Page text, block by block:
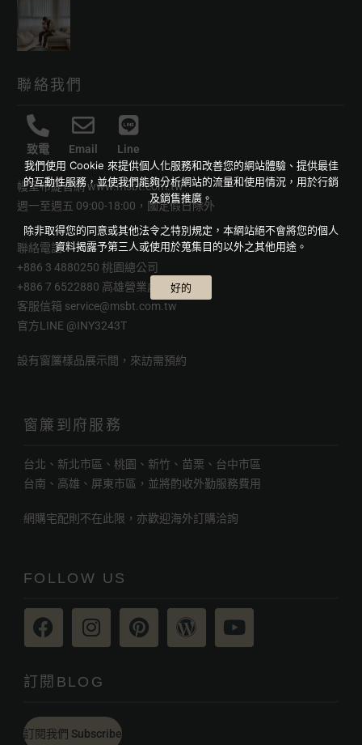
聯絡我們
致電 Email Line
幔室布緹官網www.msbt.com.tw
週一至週五 09:00-18:00，國定假日除外
聯絡電話
+886 3 4880250 桃園總公司
+886 7 6522880 高雄營業處
客服信箱 service@msbt.com.tw
官方LINE @INY3243T
設有窗簾樣品展示間，來訪需預約
窗簾到府服務
台北、新北市區、桃園、新竹、苗栗、台中市區
台南、高雄、屏東市區，並將酌收外勤服務費用
網購宅配則不在此限，亦歡迎海外訂購洽詢
FOLLOW US
訂閱BLOG
訂閱我們 Subscribe
我們使用 Cookie 來提供個人化服務和改善您的網站體驗、提供最佳
的互動性服務，並使我們能夠分析網站的流量和使用情況，用於行銷
及銷售推廣。
除非取得您的同意或其他法令之特別規定，本網站絕不會將您的個人
資料揭露予第三人或使用於蒐集目的以外之其他用途。
好的